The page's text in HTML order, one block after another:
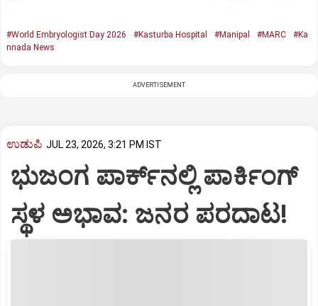
#World Embryologist Day 2026 #Kasturba Hospital #Manipal #MARC
#Ka
nnada News
ADVERTISEMENT
ಉಡುಪಿ JUL 23, 2026, 3:21 PM IST
ಭುಜಂಗ ಪಾರ್ಕ್‌ನಲ್ಲಿ ಪಾರ್ಕಿಂಗ್‌
ಸ್ಥಳ ಅಭಾವ: ಜನರ ಪರದಾಟ!